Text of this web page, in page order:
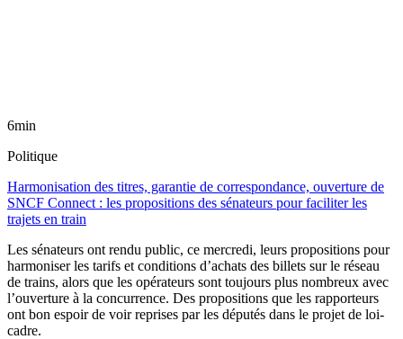
6min
Politique
Harmonisation des titres, garantie de correspondance, ouverture de
SNCF Connect : les propositions des sénateurs pour faciliter les
trajets en train
Les sénateurs ont rendu public, ce mercredi, leurs propositions pour
harmoniser les tarifs et conditions d’achats des billets sur le réseau
de trains, alors que les opérateurs sont toujours plus nombreux avec
l’ouverture à la concurrence. Des propositions que les rapporteurs
ont bon espoir de voir reprises par les députés dans le projet de loi-
cadre.